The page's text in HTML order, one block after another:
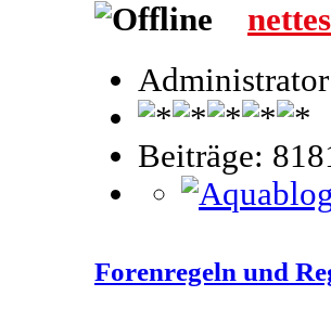
Administrator
Beiträge:
Forenregeln und